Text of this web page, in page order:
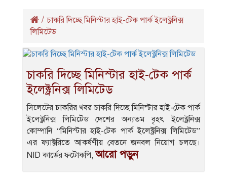
/ চাকরি দিচ্ছে মিনিস্টার হাই-টেক পার্ক ইলেক্ট্রনিক্স
লিমিটেড
চাকরি দিচ্ছে মিনিস্টার হাই-টেক পার্ক
ইলেক্ট্রনিক্স লিমিটেড
সিলেটের চাকরির খবর চাকরি দিচ্ছে মিনিস্টার হাই-টেক পার্ক
ইলেক্ট্রনিক্স লিমিটেড দেশের অন্যতম বৃহৎ ইলেক্ট্রনিক্স
কোম্পানি “মিনিস্টার হাই-টেক পার্ক ইলেক্ট্রনিক্স লিমিটেড”
এর ফ্যাক্টরিতে আকর্ষণীয় বেতনে জনবল নিয়ােগ চলছে।
NID কার্ডের ফটোকপি,আরো পড়ুন